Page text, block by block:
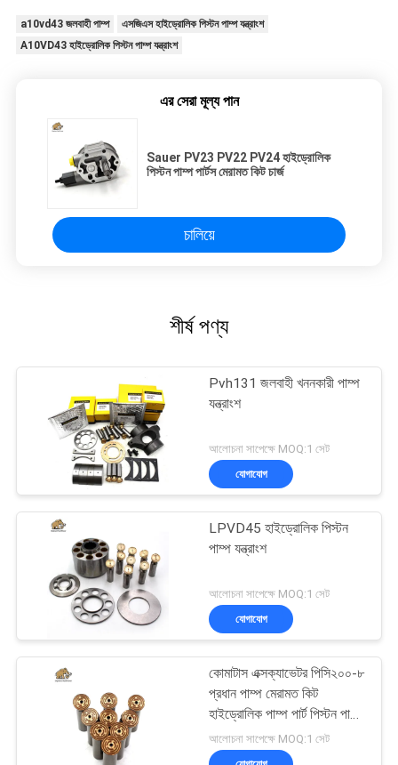
a10vd43 জলবাহী পাম্প
এসজিএস হাইড্রোলিক পিস্টন পাম্প যন্ত্রাংশ
A10VD43 হাইড্রোলিক পিস্টন পাম্প যন্ত্রাংশ
এর সেরা মূল্য পান
Sauer PV23 PV22 PV24 হাইড্রোলিক
পিস্টন পাম্প পার্টস মেরামত কিট চার্জ
চালিয়ে
শীর্ষ পণ্য
Pvh131 জলবাহী খননকারী পাম্প
যন্ত্রাংশ
আলোচনা সাপেক্ষে MOQ:1 সেট
যোগাযোগ
LPVD45 হাইড্রোলিক পিস্টন
পাম্প যন্ত্রাংশ
আলোচনা সাপেক্ষে MOQ:1 সেট
যোগাযোগ
কোমাটাস এক্সক্যাভেটর পিসি২০০-৮
প্রধান পাম্প মেরামত কিট
হাইড্রোলিক পাম্প পার্ট পিস্টন পাম্প
রক্ষণাবেক্ষণ মেরামতের পরিষেবা
আলোচনা সাপেক্ষে MOQ:1 সেট